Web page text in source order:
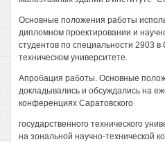
Основные положения работы
дипломном проектировании и
студентов по специальности 2903
техническом университете.
Апробация работы. Основные
докладывались и обсуждались на
конференциях Саратовского
государственного технического
на зональной научно-технической